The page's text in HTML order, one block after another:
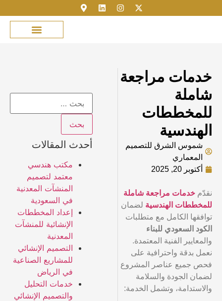
خدمات مراجعة
شاملة
للمخططات
الهندسية
شموس الشرق للتصميم
المعماري
أكتوبر 20, 2025
نقدّم خدمات مراجعة شاملة
للمخططات الهندسية لضمان
توافقها الكامل مع متطلبات
الكود السعودي للبناء
والمعايير الفنية المعتمدة.
نعمل بدقة واحترافية على
فحص جميع عناصر المشروع
لضمان الجودة والسلامة
والاستدامة، وتشمل الخدمة:
أحدث المقالات
مكتب هندسي
معتمد لتصميم
المنشآت المعدنية
في السعودية
إعداد المخططات
الإنشائية للمنشآت
المعدنية
التصميم الإنشائي
للمشاريع الصناعية
في الرياض
خدمات التحليل
والتصميم الإنشائي